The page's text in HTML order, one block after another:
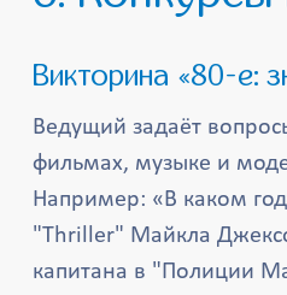
Викторина «80-е:
Ведущий задаёт
фильмах, музыке и
Например: «В каком
"Thriller" Майкла
капитана в "Полиции